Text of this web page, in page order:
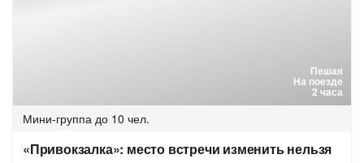
Пешая
На поезде
2 часа
Мини-группа до 10 чел.
«Привокзалка»: место встречи изменить нельзя